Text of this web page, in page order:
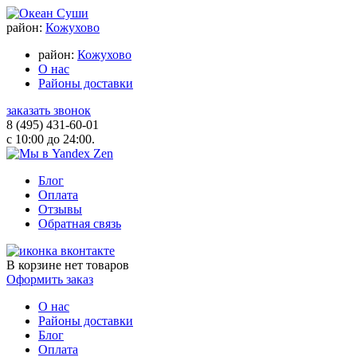
район: Кожухово
район: Кожухово
О нас
Районы доставки
заказать звонок
8 (495) 431-60-01
с 10:00 до 24:00.
Блог
Оплата
Отзывы
Обратная связь
В корзине нет товаров
Оформить заказ
О нас
Районы доставки
Блог
Оплата